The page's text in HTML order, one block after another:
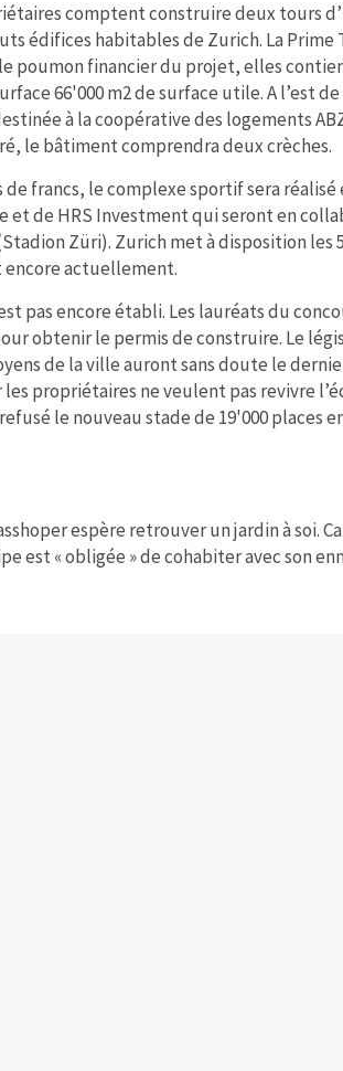
comptent construire deux tours
édifices habitables de Zurich. La
poumon financier du projet, elles
66'000 m2 de surface utile. A l’est
à la coopérative des logements
le bâtiment comprendra deux crèches.
de francs, le complexe sportif sera
et de HRS Investment qui seront en
Züri). Zurich met à disposition les
actuellement.
pas encore établi. Les lauréats du
obtenir le permis de construire. Le
de la ville auront sans doute le
propriétaires ne veulent pas revivre
le nouveau stade de 19'000 places
espère retrouver un jardin à soi.
est « obligée » de cohabiter avec son